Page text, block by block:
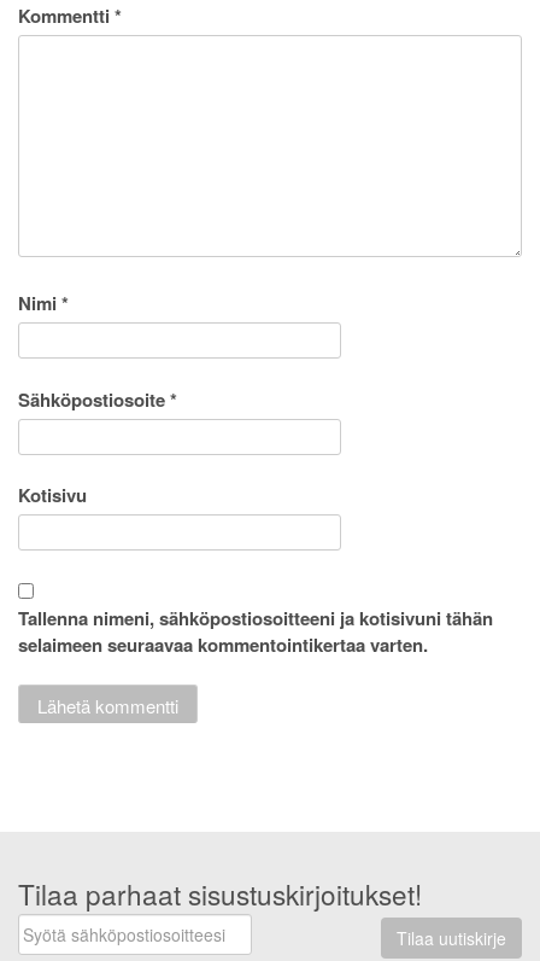
Kommentti *
Nimi *
Sähköpostiosoite*
Kotisivu
Tallenna nimeni, sähköpostiosoitteeni ja kotisivuni tähän
selaimeen seuraavaa kommentointikertaa varten.
Tilaa parhaat sisustuskirjoitukset!
Tilaa uutiskirje